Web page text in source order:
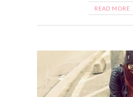
READ MORE